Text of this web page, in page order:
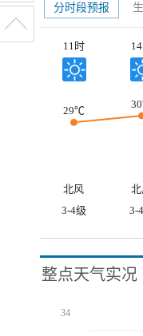
分时段预报
11时
29℃
北风
3-4级
3-
整点天气实况
34